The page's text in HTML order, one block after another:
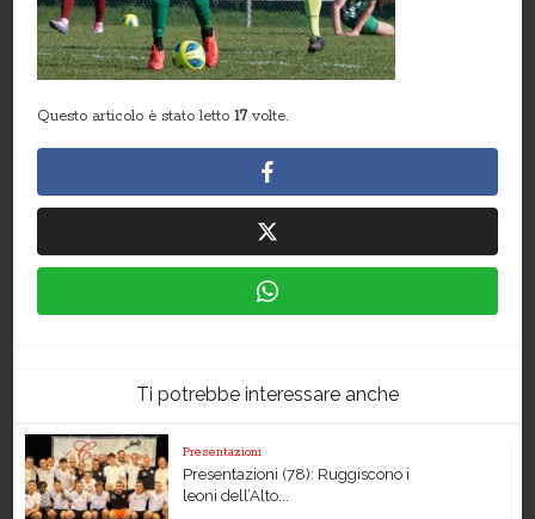
Questo articolo è stato letto17 volte.
Ti potrebbe interessare anche
Presentazioni
Presentazioni (78): Ruggiscono i
leoni dell’Alto...